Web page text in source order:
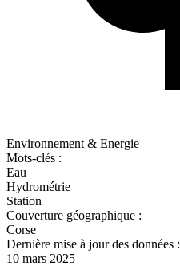
Environnement & Energie
Mots-clés :
Eau
Hydrométrie
Station
Couverture géographique :
Corse
Dernière mise à jour des données :
10 mars 2025